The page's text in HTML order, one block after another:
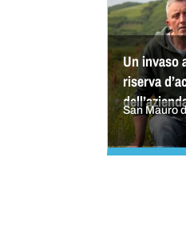
Un invaso
riserva
San Mauro